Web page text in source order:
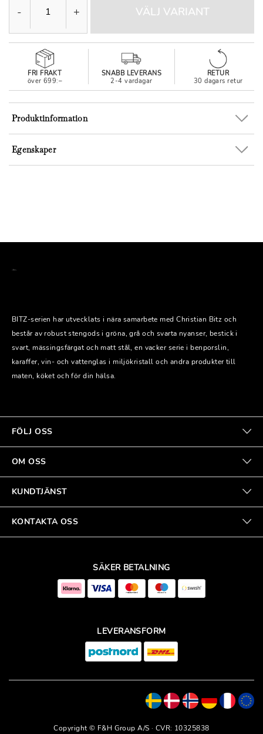
- + VÄLJ VARIANT
FRI FRAKT
över 699:–
SNABB LEVERANS
2-4 vardagar
RETUR
30 dagars retur
Egenskaper
Produktinformation
BITZ-serien har utvecklats i nära samarbete med Christian Bitz och
består av robust stengods i gröna, grå och svarta nyanser, bestick i
svart, mässingsfärgat och matt stål, en vacker serie i benporslin,
karaffer, vin- och vattenglas i miljökristall och andra produkter till
maten, köket och för din hälsa.
FÖLJ OSS
OM OSS
KUNDTJÄNST
KONTAKTA OSS
SÄKER BETALNING
LEVERANSFORM
Copyright © F&H Group A/S · CVR: 10325838